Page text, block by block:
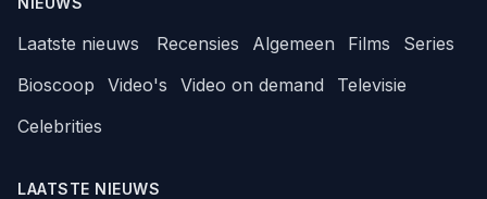
Laatste nieuws Recensies Algemeen Films
Series
Bioscoop
Video's Video on demand
Televisie
Celebrities
LAATSTE NIEUWS